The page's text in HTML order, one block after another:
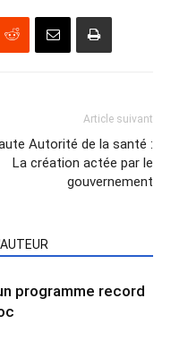
Article suivant
Autorité de la santé :
La création actée par le
gouvernement
programme record